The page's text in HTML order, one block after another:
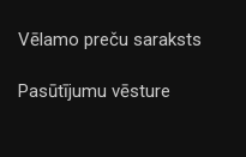
Vēlamo preču saraksts
Pasūtījumu vēsture